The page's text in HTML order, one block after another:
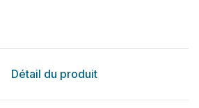
Détail du produit